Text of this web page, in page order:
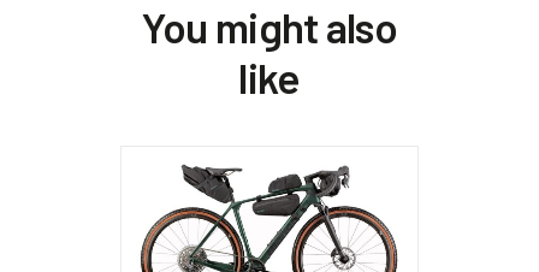
You might also
like